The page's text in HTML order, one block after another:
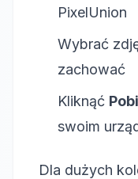
PixelUnion
Wybrać
zachować
Kliknąć
swoim
Dla dużych